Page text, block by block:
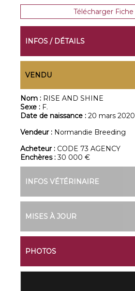
Télécharger Fiche
INFOS / DÉTAILS
VENDU
Nom : RISE AND SHINE
Sexe : F.
Date de naissance :20 mars 2020
Vendeur : Normandie Breeding
Acheteur : CODE 73 AGENCY
Enchères :30 000 €
INFOS VÉTÉRINAIRE
MISES À JOUR
PHOTOS